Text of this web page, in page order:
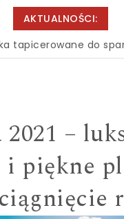
AKTUALNOŚCI:
do spania
–
i piękne